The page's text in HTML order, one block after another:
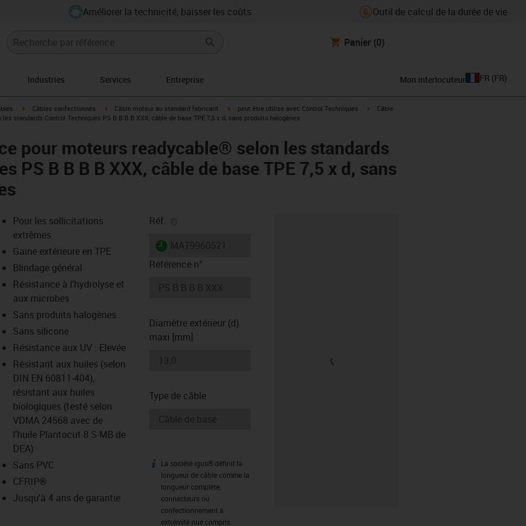
Améliorer la technicité, baisser les coûts Outil de calcul de la durée de vie
Panier (0)
Industries Services Entreprise Mon interlocuteur FR (FR)
igus-icon-arrow-right
Câbles confectionnés igus-icon-arrow-right
Câble moteur au standard fabricant igus-icon-arrow-right
peut être utilisé avec Control Techniques igus-icon-arrow-right
Câble
standards Control Techniques PS B B B B XXX, câble de base TPE 7,5 x d, sans produits halogènes
pour moteurs readycable® selon les standards
PS B B B B XXX, câble de base TPE 7,5 x d, sans
icon-lupe
icon-lupe
Pour les sollicitations
extrêmes
Gaine extérieure en TPE
Blindage général
Résistance à l'hydrolyse et
aux microbes
Sans produits halogènes
Sans silicone
Résistance aux UV : Elevée
Résistant aux huiles (selon
DIN EN 60811-404),
résistant aux huiles
biologiques (testé selon
VDMA 24568 avec de
l'huile Plantocut 8 S-MB de
DEA)
Sans PVC
CFRIP®
Jusqu'à 4 ans de garantie
Réf.
igus-icon-lieferzeit
Référence n°
Diamètre extérieur (d)
maxi [mm]
Type de câble
igus-icon-info
La société igus® définit la
longueur de câble comme la
longueur complète,
connecteurs ou
confectionnement à
extrémité nue compris.